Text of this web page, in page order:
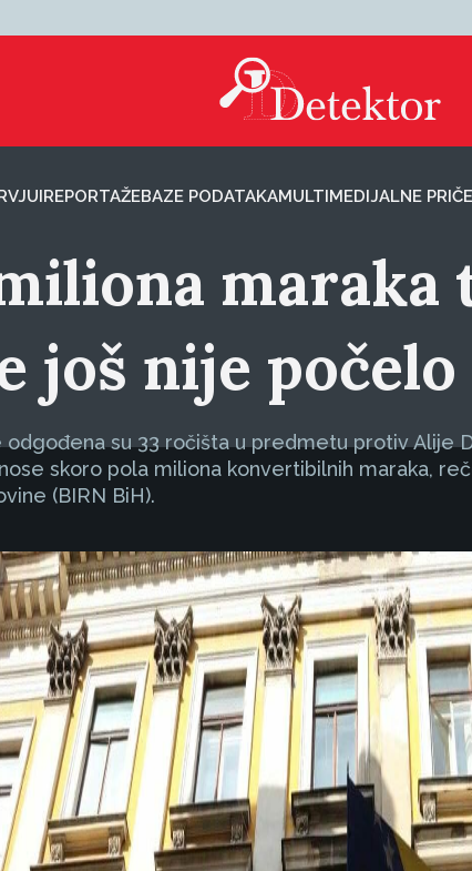
REPORTAŽEBAZE PODATAKAMULTIMEDIJALNE PRIČE
maraka
još nije počelo
odgođena su 33 ročišta u predmetu protiv Alije
skoro pola miliona konvertibilnih maraka,
(BIRN BiH).